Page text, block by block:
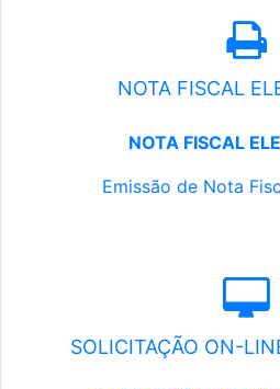
NOTA FISCAL
NOTA FISCAL
Emissão de Nota
SOLICITAÇÃO ON-